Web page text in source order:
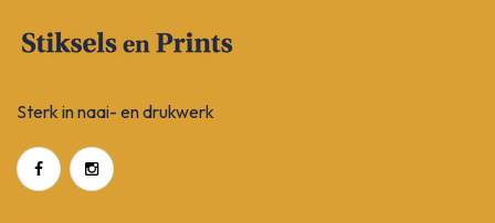
Sterk in naai- en drukwerk